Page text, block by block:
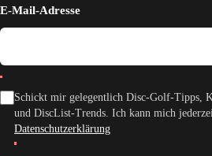
E-Mail-Adresse
Schickt mir gelegentlich Disc-Golf-Tipps,
und DiscList-Trends. Ich kann mich
Datenschutzerklärung